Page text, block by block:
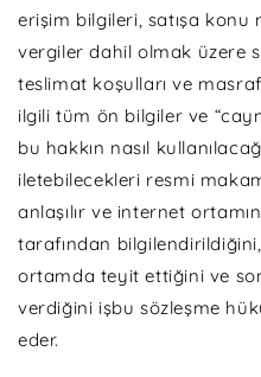
erişim bilgileri, satışa konu
vergiler dahil olmak üzere
teslimat koşulları ve
ilgili tüm ön bilgiler ve
bu hakkın nasıl
iletebilecekleri resmi
anlaşılır ve internet
tarafından
ortamda teyit ettiğini ve
verdiğini işbu sözleşme
eder.